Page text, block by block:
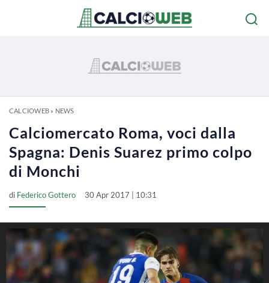
CALCIOWEB» NEWS
Calciomercato Roma, voci dalla
Spagna: Denis Suarez primo colpo
di Monchi
di Federico Gottero 30 Apr 2017 | 10:31